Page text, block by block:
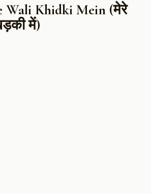
Wali Khidki Mein (मेरे
में)